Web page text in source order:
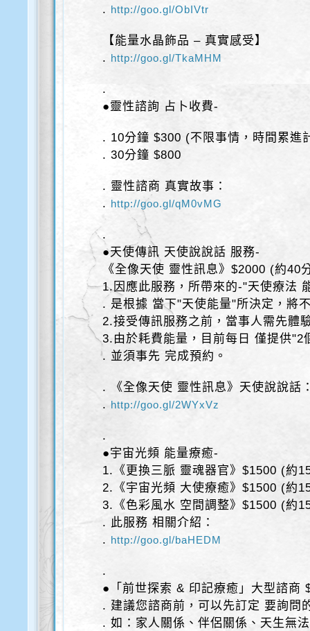
. http://goo.gl/ObIVtr
【能量水晶飾品 – 真實感受】
. http://goo.gl/TkaMHM
.
●靈性諮詢 占卜收費-
. 10分鐘 $300 (不限事情，時間累進
. 30分鐘 $800
. 靈性諮商 真實故事：
. http://goo.gl/qM0vMG
.
●天使傳訊 天使說說話 服務-
《全像天使 靈性訊息》$2000 (約40
1.因應此服務，所帶來的-"天使療法
. 是根據 當下"天使能量"所決定，將
2.接受傳訊服務之前，當事人需先體
3.由於耗費能量，目前每日 僅提供"2
. 並須事先 完成預約。
. 《全像天使 靈性訊息》天使說說話
. http://goo.gl/2WYxVz
.
●宇宙光頻 能量療癒-
1.《更換三脈 靈魂器官》$1500 (約
2.《宇宙光頻 大使療癒》$1500 (約
3.《色彩風水 空間調整》$1500 (約
. 此服務 相關介紹：
. http://goo.gl/baHEDM
.
●「前世探索 & 印記療癒」大型諮商
. 建議您諮商前，可以先訂定 要詢問
. 如：家人關係、伴侶關係、天生無